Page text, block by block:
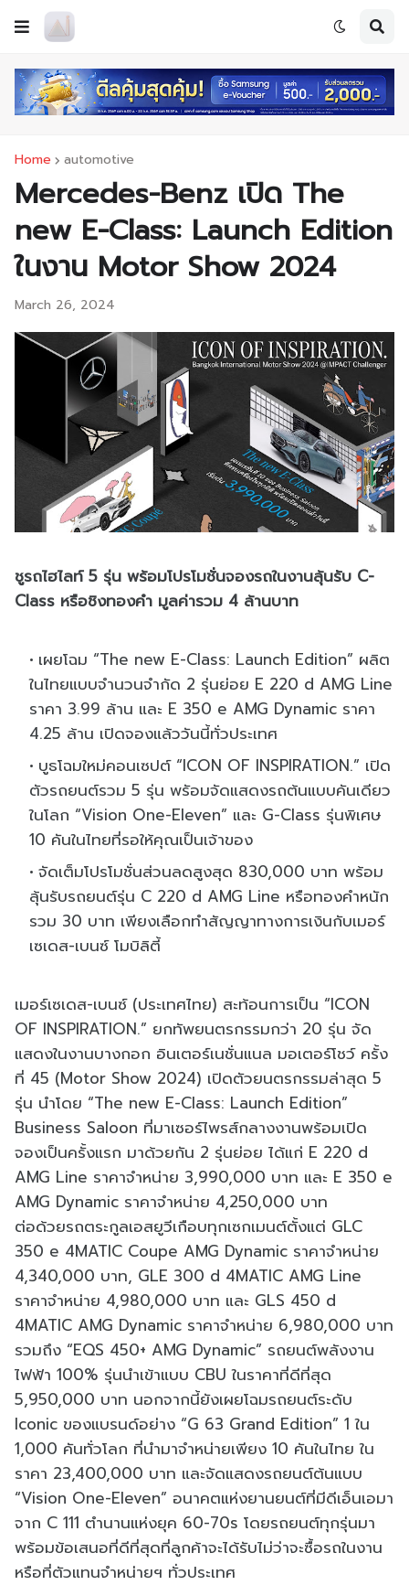
Home automotive
Mercedes-Benz เปิด The
new E-Class: Launch Edition
ในงาน Motor Show 2024
March 26, 2024
ชูรถไฮไลท์ 5 รุ่น พร้อมโปรโมชั่นจองรถในงานลุ้นรับ C-
Class หรือชิงทองคำ มูลค่ารวม 4 ล้านบาท
เผยโฉม “The new E-Class: Launch Edition” ผลิต
ในไทยแบบจำนวนจำกัด 2 รุ่นย่อย E 220 d AMG Line
ราคา 3.99 ล้าน และ E 350 e AMG Dynamic ราคา
4.25 ล้าน เปิดจองแล้ววันนี้ทั่วประเทศ
บูธโฉมใหม่คอนเซปต์ “ICON OF INSPIRATION.” เปิด
ตัวรถยนต์รวม 5 รุ่น พรัอมจัดแสดงรถต้นแบบคันเดียว
ในโลก “Vision One-Eleven” และ G-Class รุ่นพิเศษ
10 คันในไทยที่รอให้คุณเป็นเจ้าของ
จัดเต็มโปรโมชั่นส่วนลดสูงสุด 830,000 บาท พร้อม
ลุ้นรับรถยนต์รุ่น C 220 d AMG Line หรือทองคำหนัก
รวม 30 บาท เพียงเลือกทำสัญญาทางการเงินกับเมอร์
เซเดส-เบนซ์ โมบิลิตี้
เมอร์เซเดส-เบนซ์ (ประเทศไทย) สะท้อนการเป็น “ICON
OF INSPIRATION.” ยกทัพยนตรกรรมกว่า 20 รุ่น จัด
แสดงในงานบางกอก อินเตอร์เนชั่นแนล มอเตอร์โชว์ ครั้ง
ที่ 45 (Motor Show 2024) เปิดตัวยนตรกรรมล่าสุด 5
รุ่น นำโดย “The new E-Class: Launch Edition”
Business Saloon ที่มาเซอร์ไพรส์กลางงานพร้อมเปิด
จองเป็นครั้งแรก มาด้วยกัน 2 รุ่นย่อย ได้แก่ E 220 d
AMG Line ราคาจำหน่าย 3,990,000 บาท และ E 350 e
AMG Dynamic ราคาจำหน่าย 4,250,000 บาท
ต่อด้วยรถตระกูลเอสยูวีเกือบทุกเซกเมนต์ตั้งแต่ GLC
350 e 4MATIC Coupe AMG Dynamic ราคาจำหน่าย
4,340,000 บาท, GLE 300 d 4MATIC AMG Line
ราคาจำหน่าย 4,980,000 บาท และ GLS 450 d
4MATIC AMG Dynamic ราคาจำหน่าย 6,980,000 บาท
รวมถึง “EQS 450+ AMG Dynamic” รถยนต์พลังงาน
ไฟฟ้า 100% รุ่นนำเข้าแบบ CBU ในราคาที่ดีที่สุด
5,950,000 บาท นอกจากนี้ยังเผยโฉมรถยนต์ระดับ
Iconic ของแบรนด์อย่าง “G 63 Grand Edition” 1 ใน
1,000 คันทั่วโลก ที่นำมาจำหน่ายเพียง 10 คันในไทย ใน
ราคา 23,400,000 บาท และจัดแสดงรถยนต์ต้นแบบ
“Vision One-Eleven” อนาคตแห่งยานยนต์ที่มีดีเอ็นเอมา
จาก C 111 ตำนานแห่งยุค 60-70s โดยรถยนต์ทุกรุ่นมา
พร้อมข้อเสนอที่ดีที่สุดที่ลูกค้าจะได้รับไม่ว่าจะซื้อรถในงาน
หรือที่ตัวแทนจำหน่ายฯ ทั่วประเทศ